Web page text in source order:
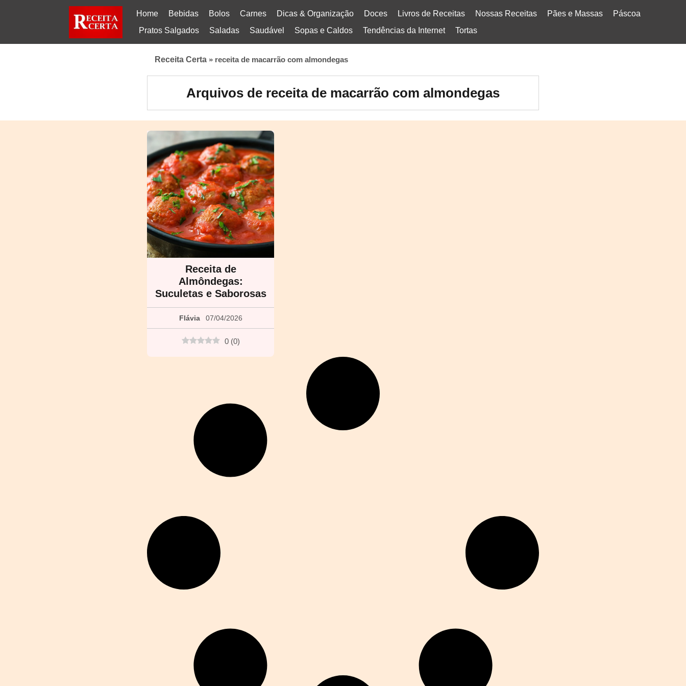
Home Bebidas Bolos Carnes Dicas & Organização Doces Livros de Receitas Nossas Receitas Pães e Massas
Páscoa
Pratos Salgados
Saladas Saudável Sopas e Caldos Tendências da Internet Tortas
Receita Certa » receita de macarrão com almondegas
Arquivos de receita de macarrão com almondegas
Receita de
Almôndegas:
Suculetas e Saborosas
Flávia 07/04/2026
0 (0)